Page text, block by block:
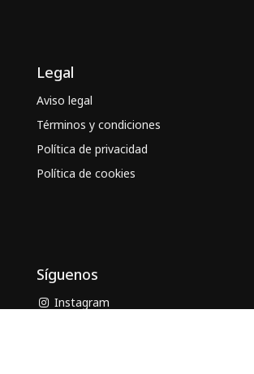
Legal
Aviso legal
Términos y condiciones
Política de privacidad
Política de cookies
Síguenos
Instagram